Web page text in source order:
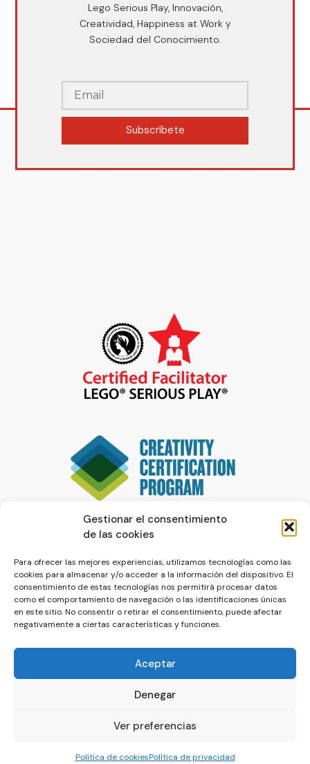
Gestionar el consentimiento
de las cookies
Para ofrecer las mejores experiencias, utilizamos tecnologías como las
cookies para almacenar y/o acceder a la información del dispositivo. El
consentimiento de estas tecnologías nos permitirá procesar datos
como el comportamiento de navegación o las identificaciones únicas
en este sitio. No consentir o retirar el consentimiento, puede afectar
negativamente a ciertas características y funciones.
Aceptar
Denegar
Ver preferencias
Política de cookiesPolítica de privacidad
Lego Serious Play, Innovación,
Creatividad, Happiness at Work y
Sociedad del Conocimiento.
Subscríbete
© La Servilleta - El Blog de Paco Prieto
Política de cookiesPolítica de privacidad